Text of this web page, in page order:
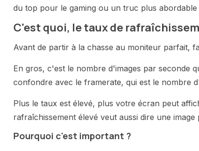
du top pour le gaming ou un truc plus
C'est quoi, le taux de
Avant de partir à la chasse au moniteur parfait,
En gros, c'est le nombre d'images par seconde
confondre avec le framerate, qui est le nombre
Plus le taux est élevé, plus votre écran peut
rafraîchissement élevé veut aussi dire une
Pourquoi c'est important ?